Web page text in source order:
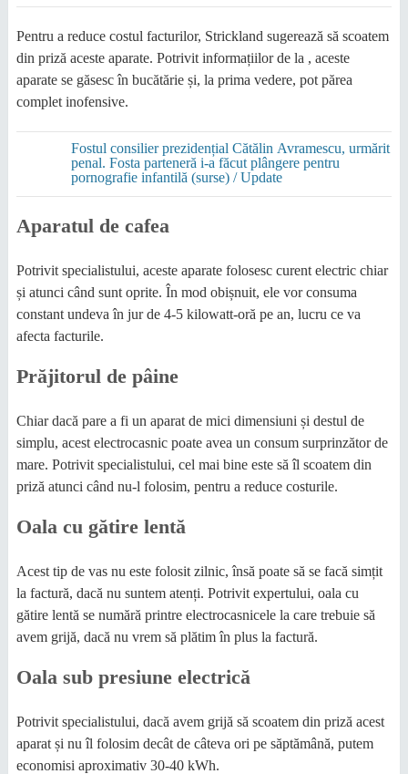
Pentru a reduce costul facturilor, Strickland sugerează să scoatem
din priză aceste aparate. Potrivit informațiilor de la , aceste
aparate se găsesc în bucătărie și, la prima vedere, pot părea
complet inofensive.
Fostul consilier prezidențial Cătălin Avramescu, urmărit
penal. Fosta parteneră i-a făcut plângere pentru
pornografie infantilă (surse) / Update
Aparatul de cafea
Potrivit specialistului, aceste aparate folosesc curent electric chiar
și atunci când sunt oprite. În mod obișnuit, ele vor consuma
constant undeva în jur de 4-5 kilowatt-oră pe an, lucru ce va
afecta facturile.
Prăjitorul de pâine
Chiar dacă pare a fi un aparat de mici dimensiuni și destul de
simplu, acest electrocasnic poate avea un consum surprinzător de
mare. Potrivit specialistului, cel mai bine este să îl scoatem din
priză atunci când nu-l folosim, pentru a reduce costurile.
Oala cu gătire lentă
Acest tip de vas nu este folosit zilnic, însă poate să se facă simțit
la factură, dacă nu suntem atenți. Potrivit expertului, oala cu
gătire lentă se numără printre electrocasnicele la care trebuie să
avem grijă, dacă nu vrem să plătim în plus la factură.
Oala sub presiune electrică
Potrivit specialistului, dacă avem grijă să scoatem din priză acest
aparat și nu îl folosim decât de câteva ori pe săptămână, putem
economisi aproximativ 30-40 kWh.